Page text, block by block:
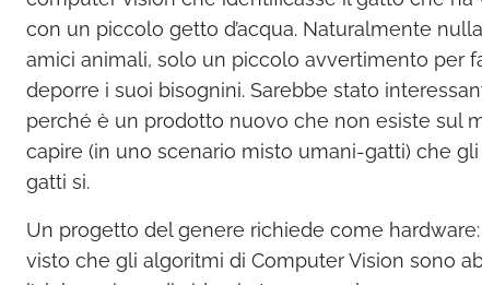
con un piccolo getto d’acqua. Naturalmente
amici animali, solo un piccolo avvertimento per
deporre i suoi bisognini. Sarebbe stato
perché è un prodotto nuovo che non esiste sul
capire (in uno scenario misto umani-gatti) che
gatti si.
Un progetto del genere richiede come
visto che gli algoritmi di Computer Vision sono